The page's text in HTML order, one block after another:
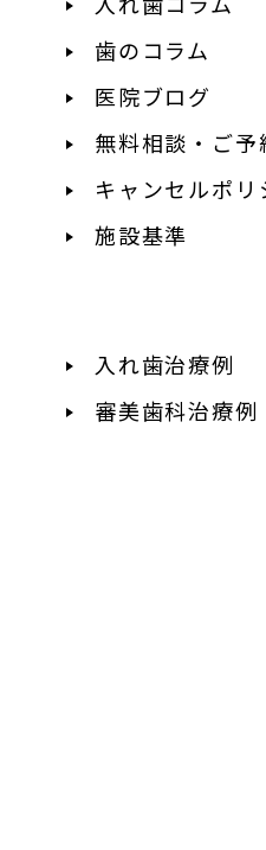
歯のコラム
医院ブログ
無料相談・ご予
キャンセルポリ
施設基準
入れ歯治療例
審美歯科治療例